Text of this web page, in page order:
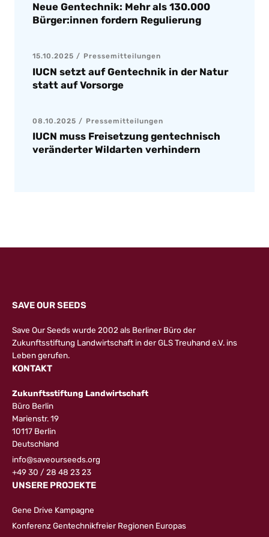
Neue Gentechnik: Mehr als 130.000
Bürger:innen fordern Regulierung
15.10.2025 Pressemitteilungen
IUCN setzt auf Gentechnik in der Natur
statt auf Vorsorge
08.10.2025 Pressemitteilungen
IUCN muss Freisetzung gentechnisch
veränderter Wildarten verhindern
SAVE OUR SEEDS
Save Our Seeds wurde 2002 als Berliner Büro der
Zukunftsstiftung Landwirtschaft in der GLS Treuhand e.V. ins
Leben gerufen.
KONTAKT
Zukunftsstiftung Landwirtschaft
Büro Berlin
Marienstr. 19
10117 Berlin
Deutschland
info@saveourseeds.org
+49 30 / 28 48 23 23
UNSERE PROJEKTE
Gene Drive Kampagne
Konferenz Gentechnikfreier Regionen Europas